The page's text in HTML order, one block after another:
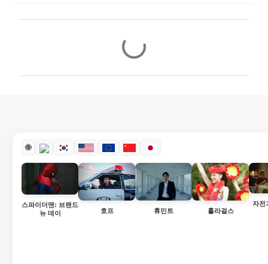
🌐
스파이더맨: 브랜드
뉴 데이
호프 휴민트 훌라걸스
자전